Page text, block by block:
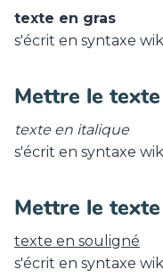
texte en gras
s'écrit en syntaxe
Mettre le
texte en italique
s'écrit en syntaxe
Mettre le
texte en souligné
s'écrit en syntaxe